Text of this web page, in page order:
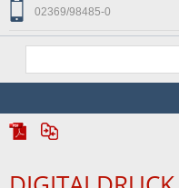
02369/98485-0